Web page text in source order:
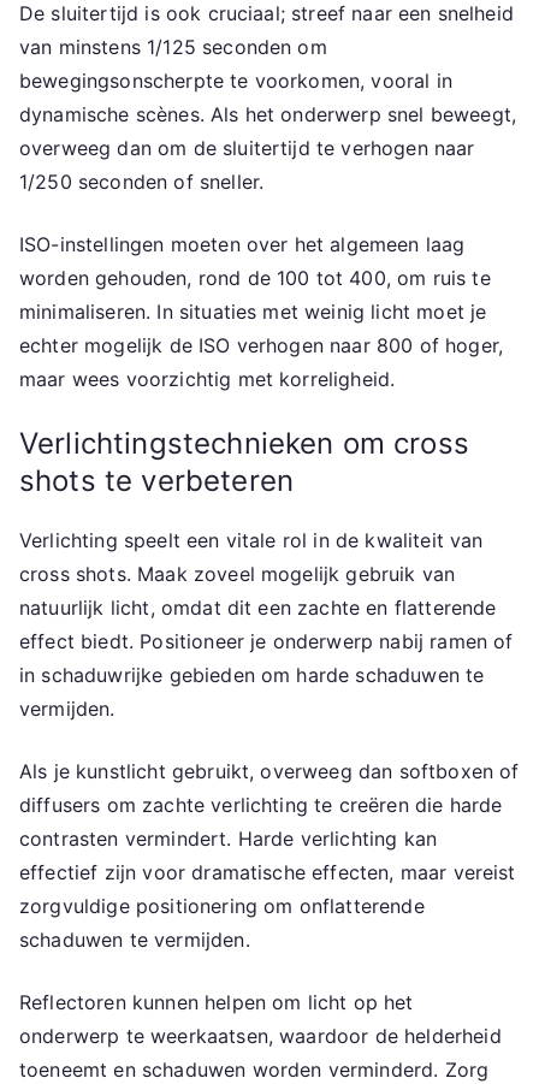
De sluitertijd is ook cruciaal; streef naar een snelheid
van minstens 1/125 seconden om
bewegingsonscherpte te voorkomen, vooral in
dynamische scènes. Als het onderwerp snel beweegt,
overweeg dan om de sluitertijd te verhogen naar
1/250 seconden of sneller.
ISO-instellingen moeten over het algemeen laag
worden gehouden, rond de 100 tot 400, om ruis te
minimaliseren. In situaties met weinig licht moet je
echter mogelijk de ISO verhogen naar 800 of hoger,
maar wees voorzichtig met korreligheid.
Verlichtingstechnieken om cross
shots te verbeteren
Verlichting speelt een vitale rol in de kwaliteit van
cross shots. Maak zoveel mogelijk gebruik van
natuurlijk licht, omdat dit een zachte en flatterende
effect biedt. Positioneer je onderwerp nabij ramen of
in schaduwrijke gebieden om harde schaduwen te
vermijden.
Als je kunstlicht gebruikt, overweeg dan softboxen of
diffusers om zachte verlichting te creëren die harde
contrasten vermindert. Harde verlichting kan
effectief zijn voor dramatische effecten, maar vereist
zorgvuldige positionering om onflatterende
schaduwen te vermijden.
Reflectoren kunnen helpen om licht op het
onderwerp te weerkaatsen, waardoor de helderheid
toeneemt en schaduwen worden verminderd. Zorg